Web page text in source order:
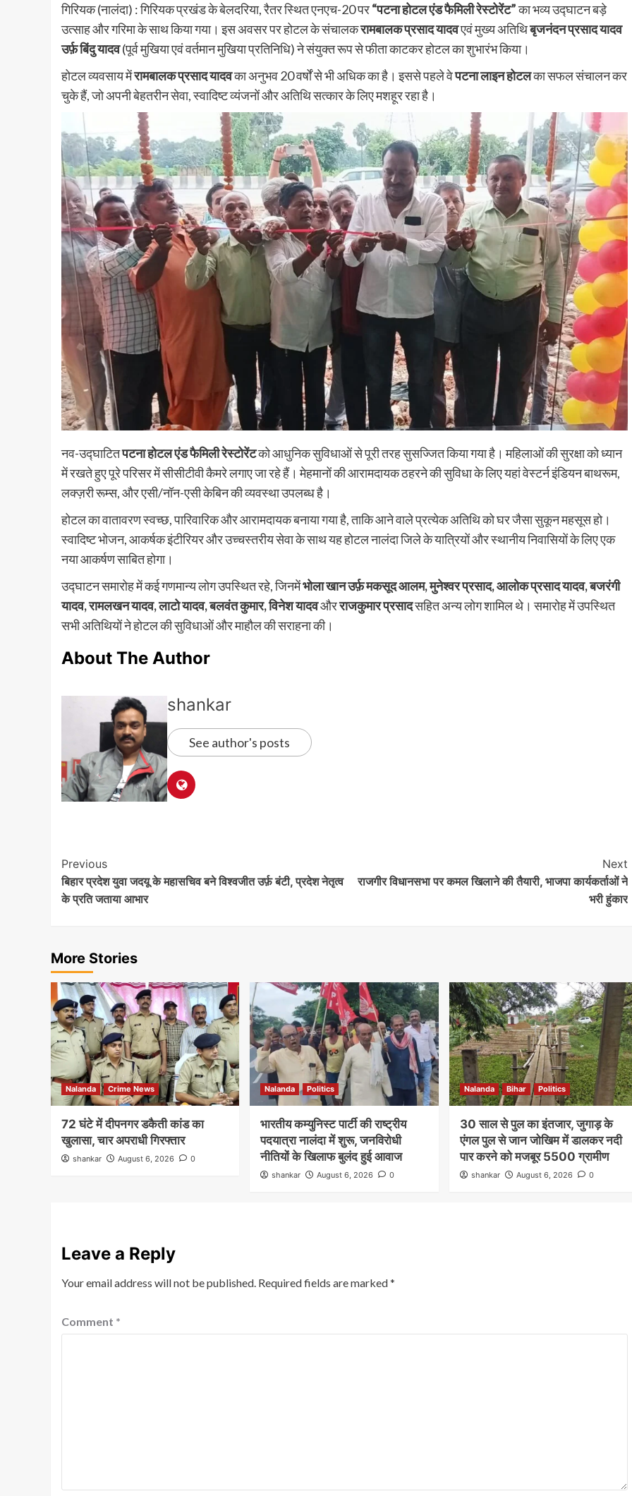
गिरियक (नालंदा) : गिरियक प्रखंड के बेलदरिया, रैतर स्थित एनएच-20 पर“पटना होटल एंड फैमिली रेस्टोरेंट”का भव्य उद्घाटन बड़े
उत्साह और गरिमा के साथ किया गया। इस अवसर पर होटल के संचालकरामबालक प्रसाद यादवएवं मुख्य अतिथिबृजनंदन प्रसाद यादव
उर्फ़ बिंदु यादव(पूर्व मुखिया एवं वर्तमान मुखिया प्रतिनिधि) ने संयुक्त रूप से फीता काटकर होटल का शुभारंभ किया।
होटल व्यवसाय मेंरामबालक प्रसाद यादवका अनुभव 20 वर्षों से भी अधिक का है। इससे पहले वेपटना लाइन होटलका सफल संचालन कर
चुके हैं, जो अपनी बेहतरीन सेवा, स्वादिष्ट व्यंजनों और अतिथि सत्कार के लिए मशहूर रहा है।
नव-उद्घाटितपटना होटल एंड फैमिली रेस्टोरेंटको आधुनिक सुविधाओं से पूरी तरह सुसज्जित किया गया है। महिलाओं की सुरक्षा को ध्यान
में रखते हुए पूरे परिसर में सीसीटीवी कैमरे लगाए जा रहे हैं। मेहमानों की आरामदायक ठहरने की सुविधा के लिए यहां वेस्टर्न इंडियन बाथरूम,
लक्ज़री रूम्स, और एसी/नॉन-एसी केबिन की व्यवस्था उपलब्ध है।
होटल का वातावरण स्वच्छ, पारिवारिक और आरामदायक बनाया गया है, ताकि आने वाले प्रत्येक अतिथि को घर जैसा सुकून महसूस हो।
स्वादिष्ट भोजन, आकर्षक इंटीरियर और उच्चस्तरीय सेवा के साथ यह होटल नालंदा जिले के यात्रियों और स्थानीय निवासियों के लिए एक
नया आकर्षण साबित होगा।
उद्घाटन समारोह में कई गणमान्य लोग उपस्थित रहे, जिनमेंभोला खान उर्फ़ मकसूद आलम, मुनेश्वर प्रसाद, आलोक प्रसाद यादव, बजरंगी
यादव, रामलखन यादव, लाटो यादव, बलवंत कुमार, विनेश यादवऔरराजकुमार प्रसादसहित अन्य लोग शामिल थे। समारोह में उपस्थित
सभी अतिथियों ने होटल की सुविधाओं और माहौल की सराहना की।
About The Author
shankar
See author's posts
Post
Navigation
Previous
बिहार प्रदेश युवा जदयू के महासचिव बने विश्वजीत उर्फ़ बंटी, प्रदेश नेतृत्व
के प्रति जताया आभार
Next
राजगीर विधानसभा पर कमल खिलाने की तैयारी, भाजपा कार्यकर्ताओं ने
भरी हुंकार
More Stories
Nalanda Crime News
72 घंटे में दीपनगर डकैती कांड का
खुलासा, चार अपराधी गिरफ्तार
shankar August 6, 2026 0
Nalanda Politics
भारतीय कम्युनिस्ट पार्टी की राष्ट्रीय
पदयात्रा नालंदा में शुरू, जनविरोधी
नीतियों के खिलाफ बुलंद हुई आवाज
shankar August 6, 2026 0
Nalanda Bihar Politics
30 साल से पुल का इंतजार, जुगाड़ के
एंगल पुल से जान जोखिम में डालकर नदी
पार करने को मजबूर 5500 ग्रामीण
shankar August 6, 2026 0
Leave a Reply
Your email address will not be published. Required fields are marked*
Comment *
Nalanda Tourism
हरनौत में 95 प्रतिशत धान की रोपनी पूरी, अच्छी
बारिश से लहलहाए खेत; इस बार रिकॉर्ड उत्पादन की
उम्मीद
shankar August 6, 2026 0
12,123 हेक्टेयर लक्ष्य के विरुद्ध 11,516 हेक्टेयर में हुई रोपनी, कृषि
विभाग ने किसानों को समय पर रोपनी पूरी करने और खेतों में पर्याप्त
Read More